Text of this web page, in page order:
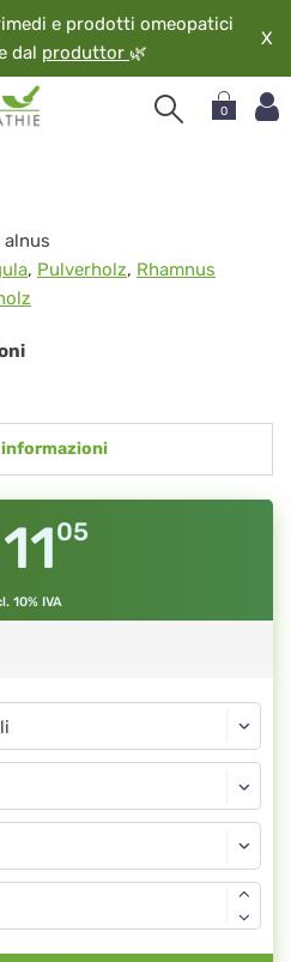
e prodotti omeopatici
dal produttor 🌿
X
0
alnus
, Pulverholz, Rhamnus
05
10% IVA